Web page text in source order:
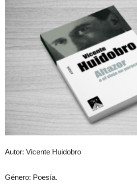
Autor: Vicente Huidobro
Género: Poesía.